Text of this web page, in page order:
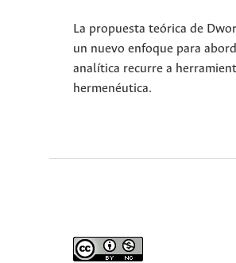
La propuesta teórica de
un nuevo enfoque para
analítica recurre a
hermenéutica.